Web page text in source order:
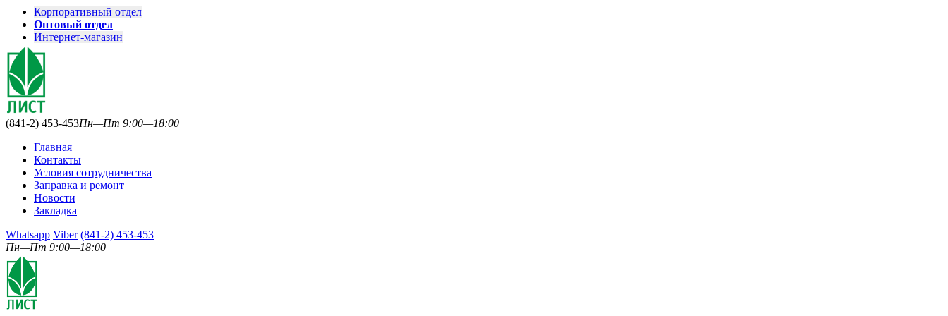
Корпоративный отдел
Оптовый отдел
Интернет-магазин
(841-2) 453-453Пн—Пт 9:00—18:00
Главная
Контакты
Условия сотрудничества
Заправка и ремонт
Новости
Закладка
Whatsapp Viber (841-2) 453-453
Пн—Пт 9:00—18:00